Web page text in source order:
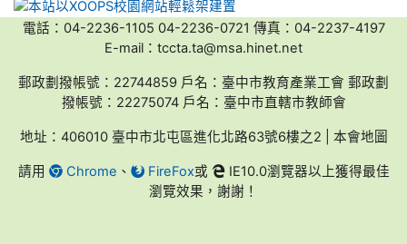
電話：04-2236-1105 04-2236-0721 傳真：04-2237-4197
E-mail：tccta.ta@msa.hinet.net
郵政劃撥帳號：22744859 戶名：臺中市教育產業工會 郵政劃
撥帳號：22275074 戶名：臺中市直轄市教師會
地址：406010 臺中市北屯區進化北路63號6樓之2 | 本會地圖
請用 Chrome 、 FireFox或
IE10.0瀏覽器以上獲得最佳
瀏覽效果，謝謝！